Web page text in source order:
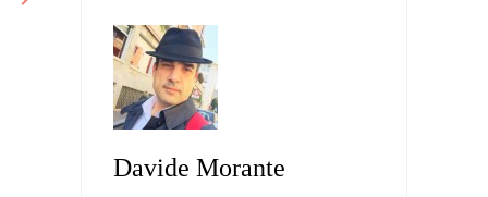
Davide Morante